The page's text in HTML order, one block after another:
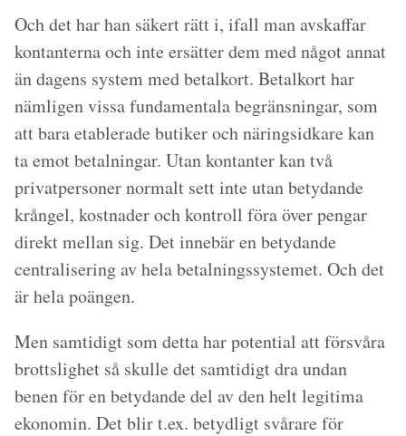
Och det har han säkert rätt i, ifall man avskaffar
kontanterna och inte ersätter dem med något annat
än dagens system med betalkort. Betalkort har
nämligen vissa fundamentala begränsningar, som
att bara etablerade butiker och näringsidkare kan
ta emot betalningar. Utan kontanter kan två
privatpersoner normalt sett inte utan betydande
krångel, kostnader och kontroll föra över pengar
direkt mellan sig. Det innebär en betydande
centralisering av hela betalningssystemet. Och det
är hela poängen.
Men samtidigt som detta har potential att försvåra
brottslighet så skulle det samtidigt dra undan
benen för en betydande del av den helt legitima
ekonomin. Det blir t.ex. betydligt svårare för